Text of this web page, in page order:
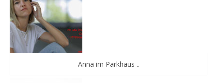
Anna im Parkhaus ..